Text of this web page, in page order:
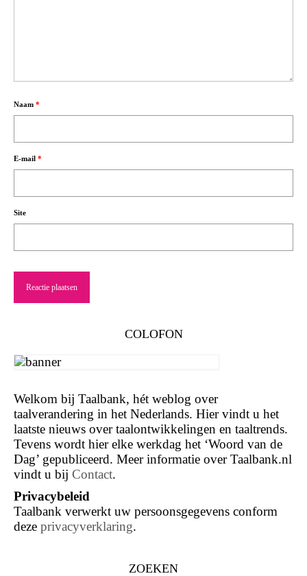
Naam *
E-mail *
Site
COLOFON
Welkom bij Taalbank, hét weblog over
taalverandering in het Nederlands. Hier vindt u het
laatste nieuws over taalontwikkelingen en taaltrends.
Tevens wordt hier elke werkdag het ‘Woord van de
Dag’ gepubliceerd. Meer informatie over Taalbank.nl
vindt u bij Contact.
Privacybeleid
Taalbank verwerkt uw persoonsgegevens conform
deze privacyverklaring.
ZOEKEN